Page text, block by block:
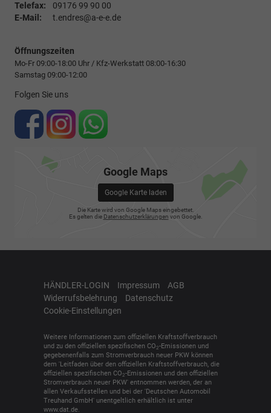
Telefax:
09176 99 90 00
E-Mail:
t.endres@a-e-e.de
Öffnungszeiten
Mo-Fr 09:00-18:00 Uhr / Kfz-Werkstatt 08:00-16:30
Samstag 09:00-12:00
Folgen Sie uns
Google Maps
Google Karte laden
Die Karte wird von Google Maps eingebettet.
Es gelten die Datenschutzerklärungen von Google.
HÄNDLER-LOGIN Impressum
AGB
Widerrufsbelehrung
Datenschutz
Cookie-Einstellungen
Weitere Informationen zum offiziellen Kraftstoffverbrauch
und zu den offiziellen spezifischen CO2-Emissionen und
gegebenenfalls zum Stromverbrauch neuer PKW können
dem 'Leitfaden über den offiziellen Kraftstoffverbrauch, die
offiziellen spezifischen CO2-Emissionen und den offiziellen
Stromverbrauch neuer PKW' entnommen werden, der an
allen Verkaufsstellen und bei der 'Deutschen Automobil
Treuhand GmbH' unentgeltlich erhältlich ist unter
www.dat.de.